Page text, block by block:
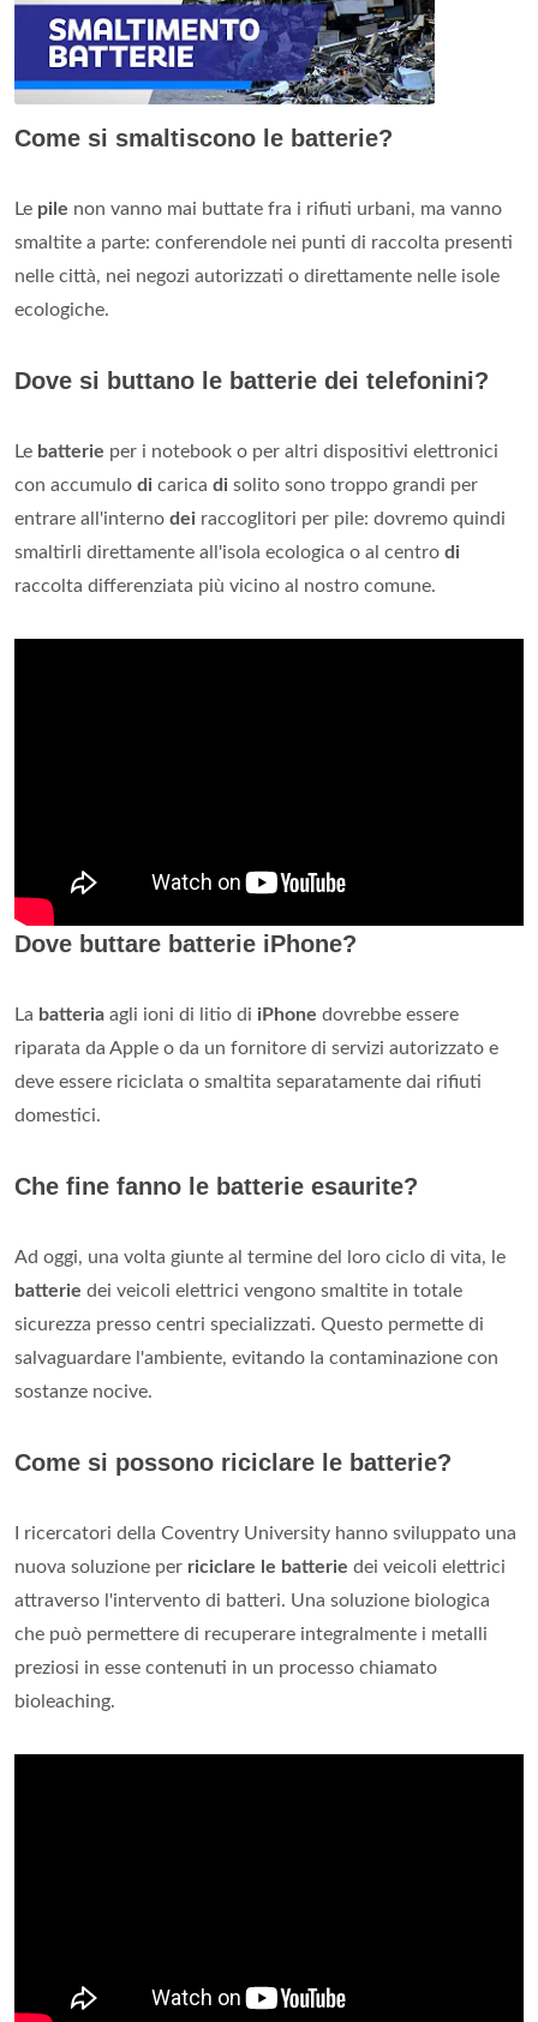
Come si smaltiscono le batterie?
Le pile non vanno mai buttate fra i rifiuti urbani, ma vanno
smaltite a parte: conferendole nei punti di raccolta presenti
nelle città, nei negozi autorizzati o direttamente nelle isole
ecologiche.
Dove si buttano le batterie dei telefonini?
Le batterie per i notebook o per altri dispositivi elettronici
con accumulo di carica di solito sono troppo grandi per
entrare all'interno dei raccoglitori per pile: dovremo quindi
smaltirli direttamente all'isola ecologica o al centro di
raccolta differenziata più vicino al nostro comune.
Dove buttare batterie iPhone?
La batteria agli ioni di litio di iPhone dovrebbe essere
riparata da Apple o da un fornitore di servizi autorizzato e
deve essere riciclata o smaltita separatamente dai rifiuti
domestici.
Che fine fanno le batterie esaurite?
Ad oggi, una volta giunte al termine del loro ciclo di vita, le
batterie dei veicoli elettrici vengono smaltite in totale
sicurezza presso centri specializzati. Questo permette di
salvaguardare l'ambiente, evitando la contaminazione con
sostanze nocive.
Come si possono riciclare le batterie?
I ricercatori della Coventry University hanno sviluppato una
nuova soluzione per riciclare le batterie dei veicoli elettrici
attraverso l'intervento di batteri. Una soluzione biologica
che può permettere di recuperare integralmente i metalli
preziosi in esse contenuti in un processo chiamato
bioleaching.